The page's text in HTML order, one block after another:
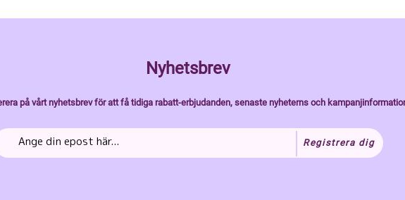
Nyhetsbrev
på vårt nyhetsbrev för att få tidiga rabatt-erbjudanden, senaste nyheterns och
Registrera dig